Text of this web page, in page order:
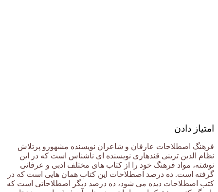
امتیاز دادن
فرهنگ اصطلاحات عارفان و شاعران نویسنده مشهورو پرتلاش
نظام الدین ترینی قندهاری نویسنده ای ناشناس است که در این
نوشته، مواد فرهنگ خود را از کتاب های مختلف ادبی و عرفانی
گرفته است. ده درصد اصطلاحات این کتاب همان هایی است که در
کتب اصطلاحات دیده می شود، ده درصد دیگر اصطلاحاتی است که